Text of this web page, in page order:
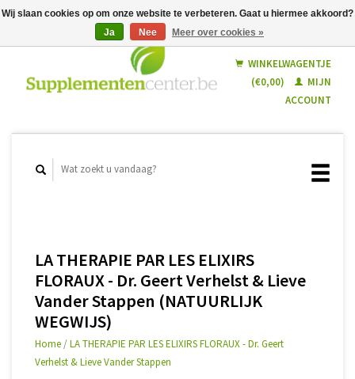
Nederlands
WINKELWAGENTJE
(€0,00)
MIJN
ACCOUNT
LA THERAPIE PAR LES ELIXIRS
FLORAUX - Dr. Geert Verhelst & Lieve
Vander Stappen (NATUURLIJK
WEGWIJS)
Home /LA THERAPIE PAR LES ELIXIRS FLORAUX - Dr. Geert
Verhelst & Lieve Vander Stappen
Wij slaan cookies op om onze website te verbeteren. Gaat u hiermee akkoord?
Ja
Nee Meer over cookies »